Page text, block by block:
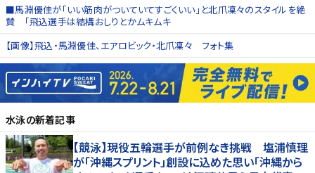
■馬淵優佳が「いい筋肉がついていてすごくいい」と北爪凜々のスタイルを絶
賛 「飛込選手は結構おしりとかムキムキ
【画像】飛込・馬淵優佳、エアロビック・北爪凜々 フォト集
水泳の新着記事
【競泳】現役五輪選手が前例なき挑戦 塩浦慎理
が「沖縄スプリント」創設に込めた思い「沖縄から